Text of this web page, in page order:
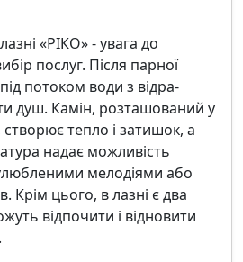
«РІКО» - увага до
послуг. Після парної
потоком води з відра-
душ. Камін, розташований у
створює тепло і затишок, а
надає можливість
мелодіями або
Крім цього, в лазні є два
відпочити і відновити